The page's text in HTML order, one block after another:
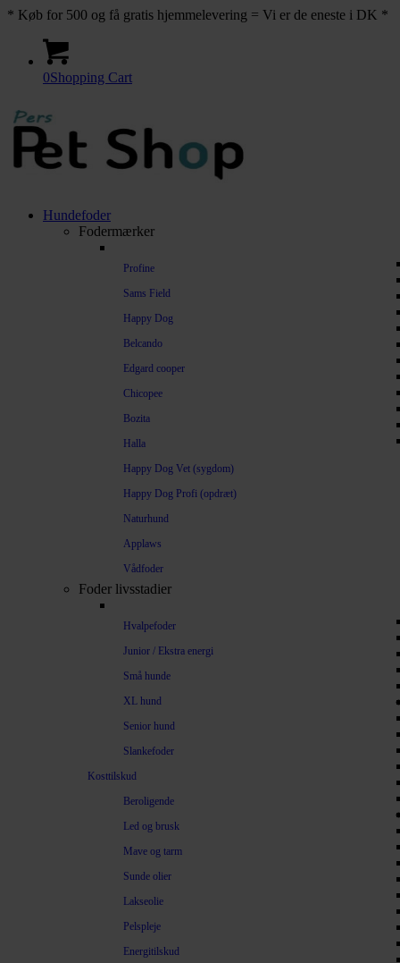
* Køb for 500 og få gratis hjemmelevering = Vi er de eneste i DK *
0Shopping Cart
Hundefoder
Fodermærker
Profine
Sams Field
Happy Dog
Belcando
Edgard cooper
Chicopee
Bozita
Halla
Happy Dog Vet (sygdom)
Happy Dog Profi (opdræt)
Naturhund
Applaws
Vådfoder
Foder livsstadier
Hvalpefoder
Junior / Ekstra energi
Små hunde
XL hund
Senior hund
Slankefoder
Kosttilskud
Beroligende
Led og brusk
Mave og tarm
Sunde olier
Lakseolie
Pelspleje
Energitilskud